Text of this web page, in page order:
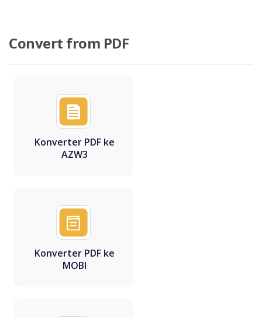
Convert from PDF
Konverter PDF ke
AZW3
Konverter PDF ke
MOBI